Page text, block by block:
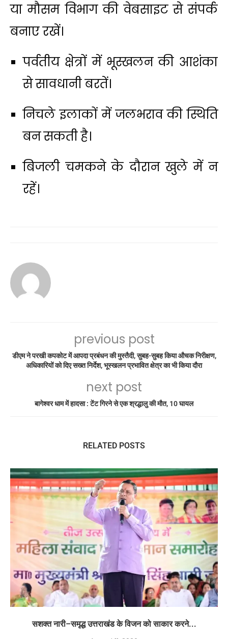
या मौसम विभाग की वेबसाइट से संपर्क
बनाए रखें।
पर्वतीय क्षेत्रों में भूस्खलन की आशंका
से सावधानी बरतें।
निचले इलाकों में जलभराव की स्थिति
बन सकती है।
बिजली चमकने के दौरान खुले में न
रहें।
previous post
डीएम ने परखी कपकोट में आपदा प्रबंधन की मुस्तैदी, सुबह-सुबह किया औचक निरीक्षण,
अधिकारियों को दिए सख्त निर्देश, भूस्खलन प्रभावित क्षेत्र का भी किया दौरा
next post
बागेश्वर धाम में हादसा : टेंट गिरने से एक श्रद्धालु की मौत, 10 घायल
RELATED POSTS
सशक्त नारी–समृद्ध उत्तराखंड के विजन को साकार करने...